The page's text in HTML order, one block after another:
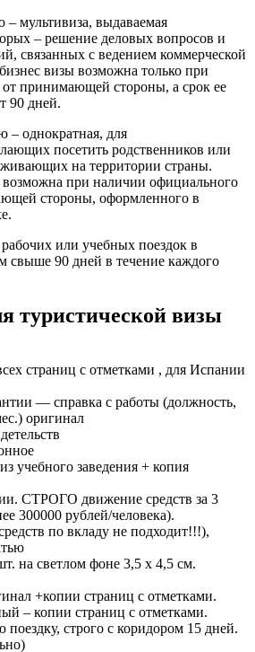
– мультивиза, выдаваемая
– решение деловых вопросов и
связанных с ведением коммерческой
визы возможна только при
принимающей стороны, а срок ее
90 дней.
– однократная, для
посетить родственников или
на территории страны.
при наличии официального
стороны, оформленного в
или учебных поездок в
свыше 90 дней в течение каждого
туристической визы
страниц с отметками , для Испании
— справка с работы (должность,
оригинал
учебного заведения + копия
СТРОГО движение средств за 3
300000 рублей/человека).
по вкладу не подходит!!!),
на светлом фоне 3,5 х 4,5 см.
+копии страниц с отметками.
– копии страниц с отметками.
поездку, строго с коридором 15 дней.